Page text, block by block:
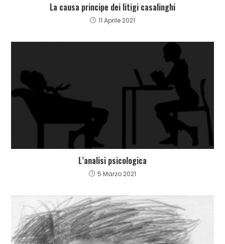
La causa principe dei litigi casalinghi
11 Aprile 2021
L’analisi psicologica
5 Marzo 2021